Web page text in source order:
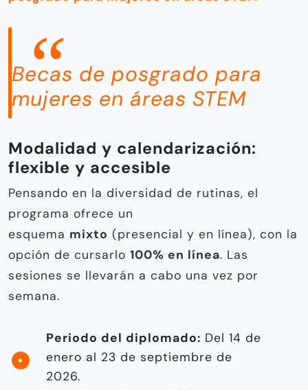
Becas de posgrado para
mujeres en áreas STEM
Modalidad y calendarización:
flexible y accesible
Pensando en la diversidad de rutinas, el
programa ofrece un
esquema mixto (presencial y en línea), con la
opción de cursarlo 100% en línea. Las
sesiones se llevarán a cabo una vez por
semana.
Periodo del diplomado: Del 14 de
enero al 23 de septiembre de
2026.